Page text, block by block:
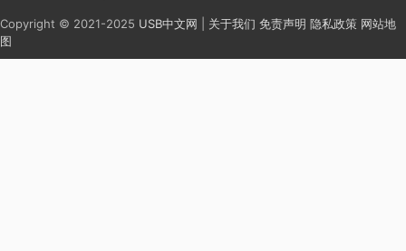
Copyright © 2021-2025 USB中文网 关于我们 免责声明 隐私政策 网站地
图